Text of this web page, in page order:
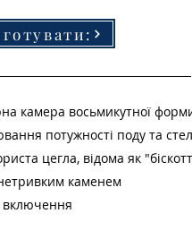
камера восьмикутної
потужності поду та
цегла, відома як
каменем
включення